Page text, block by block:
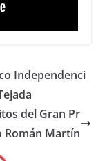
Independenci
del Gran Pr
Román Martín